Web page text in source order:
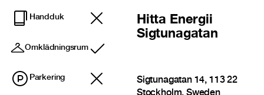
Handduk
Omklädningsrum
Ingår
Parkering
Hitta Energii
Sigtunagatan
Sigtunagatan 14, 113 22